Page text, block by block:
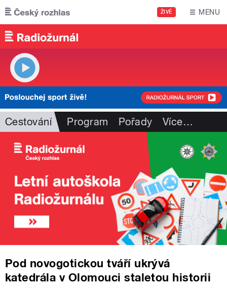
Přejít k hlavnímu obsahu
ŽIVĚ MENU
Cestování Program Pořady Více…
Pod novogotickou tváří ukrývá
katedrála v Olomouci staletou historii